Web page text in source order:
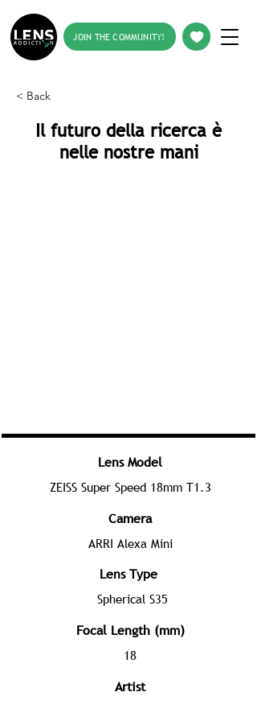
JOIN THE COMMUNITY!
< Back
Il futuro della ricerca è
nelle nostre mani
Lens Model
ZEISS Super Speed 18mm T1.3
Camera
ARRI Alexa Mini
Lens Type
Spherical S35
Focal Length (mm)
18
Artist